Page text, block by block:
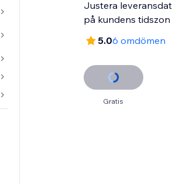
Justera
på kundens tidszon
5.06 omdömen
Gratis